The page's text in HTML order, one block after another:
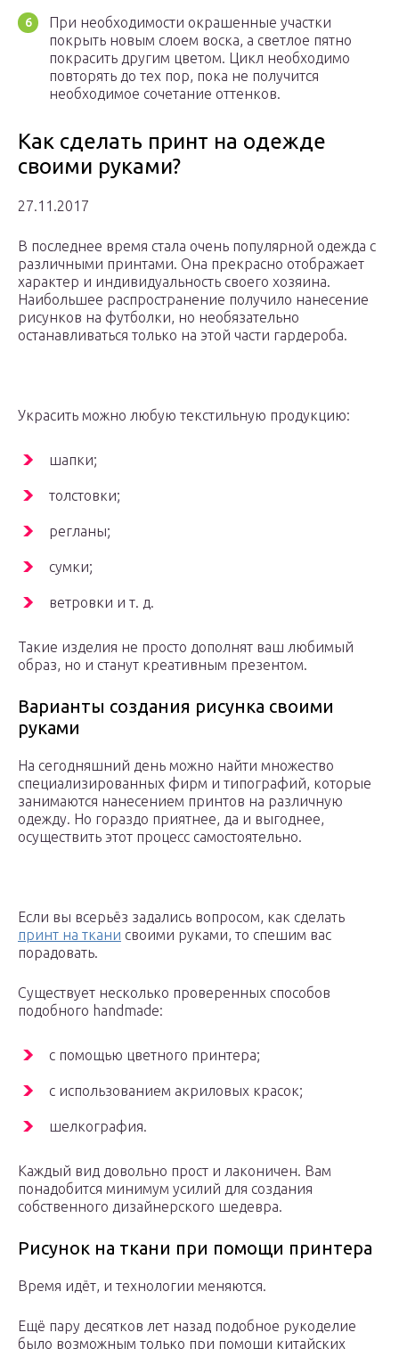
При необходимости окрашенные участки
покрыть новым слоем воска, а светлое пятно
покрасить другим цветом. Цикл необходимо
повторять до тех пор, пока не получится
необходимое сочетание оттенков.
Как сделать принт на одежде
своими руками?
27.11.2017
В последнее время стала очень популярной одежда с
различными принтами. Она прекрасно отображает
характер и индивидуальность своего хозяина.
Наибольшее распространение получило нанесение
рисунков на футболки, но необязательно
останавливаться только на этой части гардероба.
Украсить можно любую текстильную продукцию:
шапки;
толстовки;
регланы;
сумки;
ветровки и т. д.
Такие изделия не просто дополнят ваш любимый
образ, но и станут креативным презентом.
Варианты создания рисунка своими
руками
На сегодняшний день можно найти множество
специализированных фирм и типографий, которые
занимаются нанесением принтов на различную
одежду. Но гораздо приятнее, да и выгоднее,
осуществить этот процесс самостоятельно.
Если вы всерьёз задались вопросом, как сделать
принт на ткани своими руками, то спешим вас
порадовать.
Существует несколько проверенных способов
подобного handmadе:
с помощью цветного принтера;
с использованием акриловых красок;
шелкография.
Каждый вид довольно прост и лаконичен. Вам
понадобится минимум усилий для создания
собственного дизайнерского шедевра.
Рисунок на ткани при помощи принтера
Время идёт, и технологии меняются.
Ещё пару десятков лет назад подобное рукоделие
было возможным только при помощи китайских